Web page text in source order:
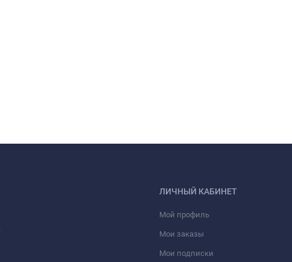
ЛИЧНЫЙ КАБИНЕТ
Мой профиль
Мои заказы
Мои подписки